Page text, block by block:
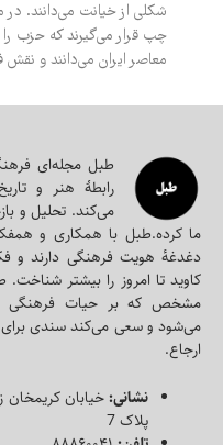
شکلی از خیانت می‌دانند. در
چپ قرار می‌گیرند که حزب را
معاصر ایران می‌دانند و
طبل مجله‌ای‌
رابطۀ هنر و
می‌کند. تحلیل و
ما کرده.طبل با همکاری و
دغدغه‌ٔ هویت فرهنگی دارند و
کاوید تا امروز را بیشتر
مشخص که بر حیات فرهنگی
می‌شود و سعی می‌کند سندی برای
ارجاع.
نشانی:خیابان کریمخان
پلاک 7